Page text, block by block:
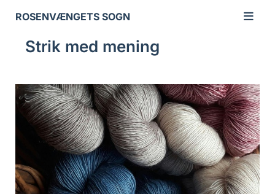
ROSENVÆNGETS SOGN
Strik med mening